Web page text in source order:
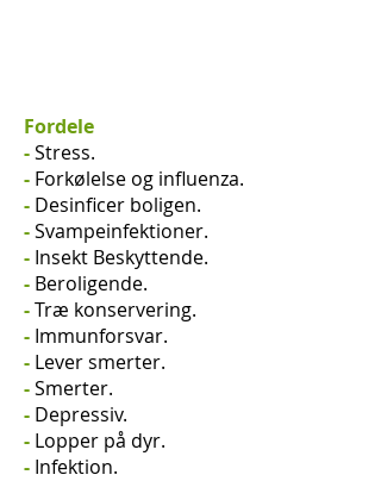
Fordele
-Stress.
- Forkølelse og influenza.
- Desinficer boligen.
-Svampeinfektioner.
- Insekt Beskyttende.
- Beroligende.
-Træ konservering.
- Immunforsvar.
- Lever smerter.
-Smerter.
- Depressiv.
- Lopper på dyr.
- Infektion.